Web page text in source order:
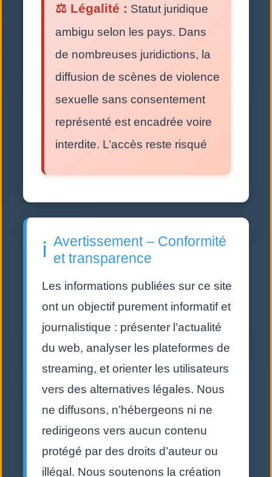
⚖️ Légalité : Statut juridique
ambigu selon les pays. Dans
de nombreuses juridictions, la
diffusion de scènes de violence
sexuelle sans consentement
représenté est encadrée voire
interdite. L’accès reste risqué
ℹ️ Avertissement – Conformité
et transparence
Les informations publiées sur ce site
ont un objectif purement informatif et
journalistique : présenter l’actualité
du web, analyser les plateformes de
streaming, et orienter les utilisateurs
vers des alternatives légales. Nous
ne diffusons, n’hébergeons ni ne
redirigeons vers aucun contenu
protégé par des droits d’auteur ou
illégal. Nous soutenons la création